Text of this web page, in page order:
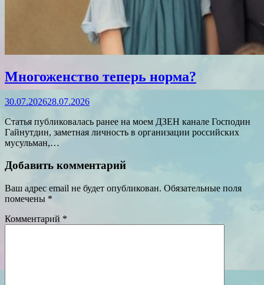
Многоженство теперь норма?
30.07.202628.07.2026
Статья публиковалась ранее на моем ДЗЕН канале Господин
Гайнутдин, заметная личность в организации российских
мусульман,…
Добавить комментарий
Ваш адрес email не будет опубликован. Обязательные поля
помечены *
Комментарий *